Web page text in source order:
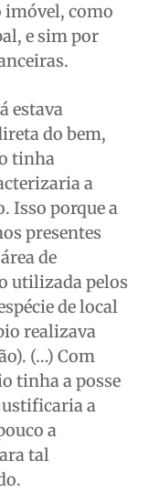
imóvel, como
e sim por
estava
do bem,
tinha
a
Isso porque a
presentes
de
utilizada pelos
de local
realizava
(…) Com
tinha a posse
a
a
tal